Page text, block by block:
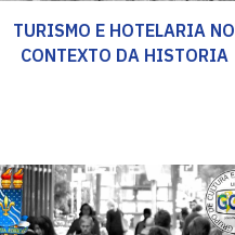
TURISMO E HOTELARIA NO
CONTEXTO DA HISTORIA